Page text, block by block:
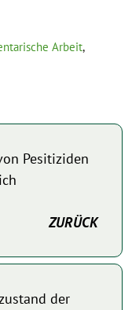
Arbeit,
Pesitiziden
ZURÜCK
der